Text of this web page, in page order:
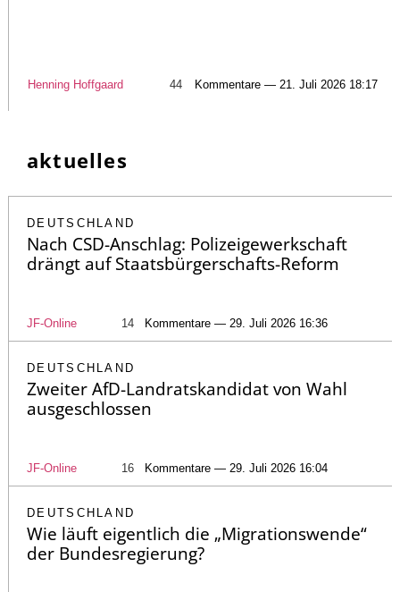
Henning Hoffgaard 44 Kommentare — 21. Juli 2026 18:17
aktuelles
DEUTSCHLAND
Nach CSD-Anschlag: Polizeigewerkschaft
drängt auf Staatsbürgerschafts-Reform
JF-Online 14 Kommentare — 29. Juli 2026 16:36
DEUTSCHLAND
Zweiter AfD-Landratskandidat von Wahl
ausgeschlossen
JF-Online 16 Kommentare — 29. Juli 2026 16:04
DEUTSCHLAND
Wie läuft eigentlich die „Migrationswende“
der Bundesregierung?